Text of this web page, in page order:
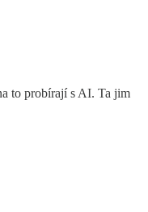
to probírají s AI. Ta jim